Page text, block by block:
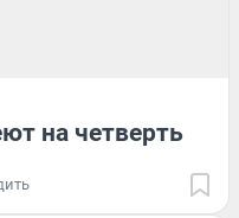
на четверть